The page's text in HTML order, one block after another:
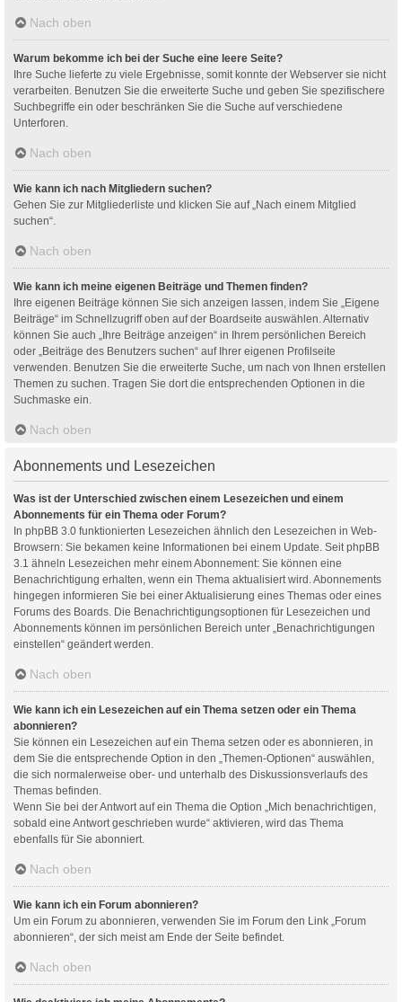
Nach oben
Warum bekomme ich bei der Suche eine leere Seite?
Ihre Suche lieferte zu viele Ergebnisse, somit konnte der Webserver sie nicht
verarbeiten. Benutzen Sie die erweiterte Suche und geben Sie spezifischere
Suchbegriffe ein oder beschränken Sie die Suche auf verschiedene
Unterforen.
Nach oben
Wie kann ich nach Mitgliedern suchen?
Gehen Sie zur Mitgliederliste und klicken Sie auf „Nach einem Mitglied
suchen“.
Nach oben
Wie kann ich meine eigenen Beiträge und Themen finden?
Ihre eigenen Beiträge können Sie sich anzeigen lassen, indem Sie „Eigene
Beiträge“ im Schnellzugriff oben auf der Boardseite auswählen. Alternativ
können Sie auch „Ihre Beiträge anzeigen“ in Ihrem persönlichen Bereich
oder „Beiträge des Benutzers suchen“ auf Ihrer eigenen Profilseite
verwenden. Benutzen Sie die erweiterte Suche, um nach von Ihnen erstellen
Themen zu suchen. Tragen Sie dort die entsprechenden Optionen in die
Suchmaske ein.
Nach oben
Abonnements und Lesezeichen
Was ist der Unterschied zwischen einem Lesezeichen und einem
Abonnements für ein Thema oder Forum?
In phpBB 3.0 funktionierten Lesezeichen ähnlich den Lesezeichen in Web-
Browsern: Sie bekamen keine Informationen bei einem Update. Seit phpBB
3.1 ähneln Lesezeichen mehr einem Abonnement: Sie können eine
Benachrichtigung erhalten, wenn ein Thema aktualisiert wird. Abonnements
hingegen informieren Sie bei einer Aktualisierung eines Themas oder eines
Forums des Boards. Die Benachrichtigungsoptionen für Lesezeichen und
Abonnements können im persönlichen Bereich unter „Benachrichtigungen
einstellen“ geändert werden.
Nach oben
Wie kann ich ein Lesezeichen auf ein Thema setzen oder ein Thema
abonnieren?
Sie können ein Lesezeichen auf ein Thema setzen oder es abonnieren, in
dem Sie die entsprechende Option in den „Themen-Optionen“ auswählen,
die sich normalerweise ober- und unterhalb des Diskussionsverlaufs des
Themas befinden.
Wenn Sie bei der Antwort auf ein Thema die Option „Mich benachrichtigen,
sobald eine Antwort geschrieben wurde“ aktivieren, wird das Thema
ebenfalls für Sie abonniert.
Nach oben
Wie kann ich ein Forum abonnieren?
Um ein Forum zu abonnieren, verwenden Sie im Forum den Link „Forum
abonnieren“, der sich meist am Ende der Seite befindet.
Nach oben